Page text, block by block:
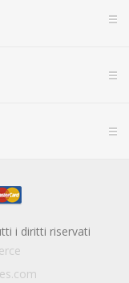
i diritti riservati